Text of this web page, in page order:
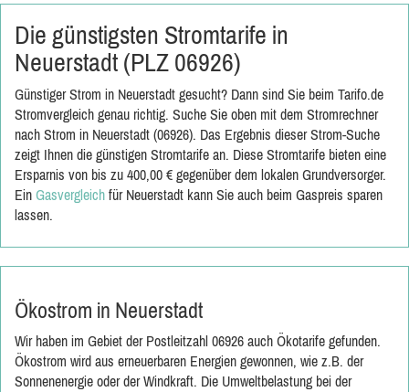
Die günstigsten Stromtarife in
Neuerstadt (PLZ 06926)
Günstiger Strom in Neuerstadt gesucht? Dann sind Sie beim Tarifo.de
Stromvergleich genau richtig. Suche Sie oben mit dem Stromrechner
nach Strom in Neuerstadt (06926). Das Ergebnis dieser Strom-Suche
zeigt Ihnen die günstigen Stromtarife an. Diese Stromtarife bieten eine
Ersparnis von bis zu 400,00 € gegenüber dem lokalen Grundversorger.
Ein Gasvergleich für Neuerstadt kann Sie auch beim Gaspreis sparen
lassen.
Ökostrom in Neuerstadt
Wir haben im Gebiet der Postleitzahl 06926 auch Ökotarife gefunden.
Ökostrom wird aus erneuerbaren Energien gewonnen, wie z.B. der
Sonnenenergie oder der Windkraft. Die Umweltbelastung bei der